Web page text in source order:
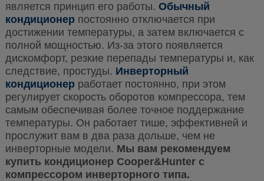
является принцип его работы. Обычный
кондиционерпостоянно отключается при
достижении температуры, а затем включается с
полной мощностью. Из-за этого появляется
дискомфорт, резкие перепады температуры и, как
следствие, простуды. Инверторный
кондиционерработает постоянно, при этом
регулирует скорость оборотов компрессора, тем
самым обеспечивая более точное поддержание
температуры. Он работает тише, эффективней и
прослужит вам в два раза дольше, чем не
инверторные модели. Мы вам рекомендуем
купить кондиционер Cooper&Hunter с
компрессором инверторного типа.